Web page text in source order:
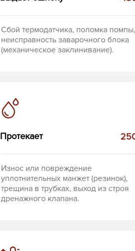
Сбой термодатчика, поломка помпы,
неисправность заварочного блока
(механическое заклинивание).
Протекает
Износ или повреждение
уплотнительных манжет (резинок),
трещина в трубках, выход из строя
дренажного клапана.